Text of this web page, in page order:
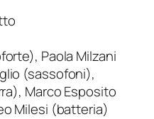
Paola Milzani
(sassofoni),
Marco Esposito
Milesi (batteria)